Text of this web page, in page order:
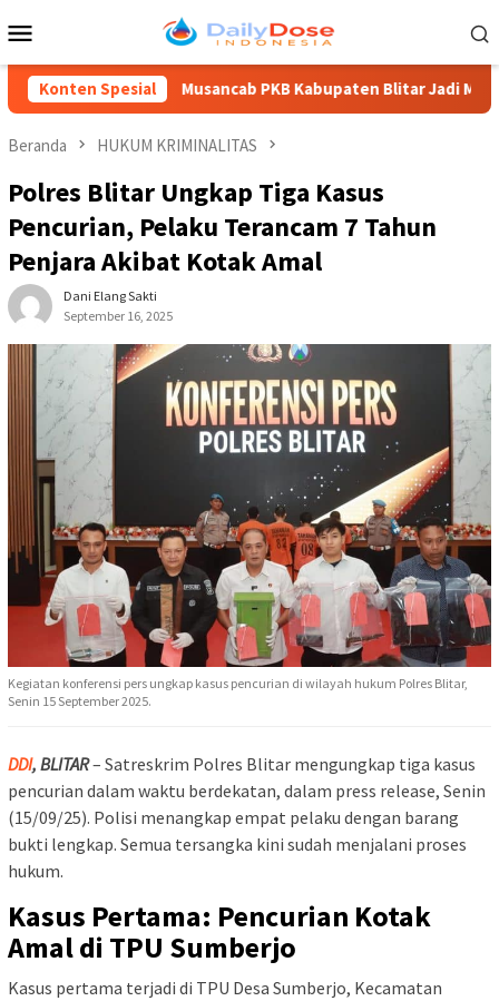
ke
Mobile
Konten Spesial
Musancab PKB Kabupaten Blitar Jadi Momentum
Beranda HUKUM KRIMINALITAS
Polres Blitar Ungkap Tiga Kasus
Pencurian, Pelaku Terancam 7 Tahun
Penjara Akibat Kotak Amal
Dani Elang Sakti
September 16, 2025
Kegiatan konferensi pers ungkap kasus pencurian di wilayah hukum Polres Blitar,
Senin 15 September 2025.
DDI, BLITAR– Satreskrim Polres Blitar mengungkap tiga kasus
pencurian dalam waktu berdekatan, dalam press release, Senin
(15/09/25). Polisi menangkap empat pelaku dengan barang
bukti lengkap. Semua tersangka kini sudah menjalani proses
hukum.
Kasus Pertama: Pencurian Kotak
Amal di TPU Sumberjo
Kasus pertama terjadi di TPU Desa Sumberjo, Kecamatan